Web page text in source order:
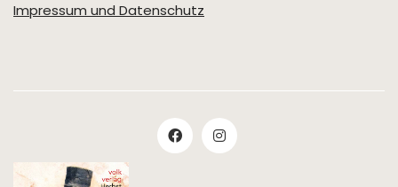
Impressum und Datenschutz